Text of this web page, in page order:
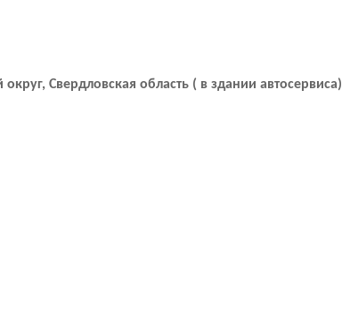
Свердловская область ( в здании автосервиса)